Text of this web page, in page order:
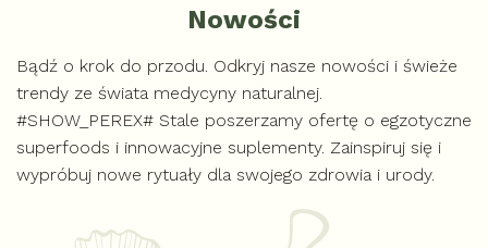
Nowości
Bądź o krok do przodu. Odkryj nasze nowości i świeże
trendy ze świata medycyny naturalnej.
#SHOW_PEREX# Stale poszerzamy ofertę o egzotyczne
superfoods i innowacyjne suplementy. Zainspiruj się i
wypróbuj nowe rytuały dla swojego zdrowia i urody.